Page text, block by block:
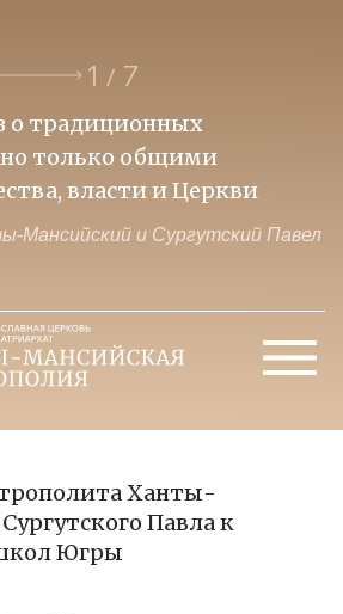
1 / 7
о традиционных
только общими
власти и Церкви
Мансийский и Сургутский Павел
Ханты-
Павла к
Югры